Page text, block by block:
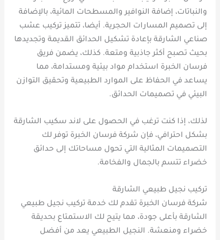
والنباتات، إضافة النوافير والمسطحات المائية، بالإضافة
إلى تصميم المسارات الحجرية. أيضا، تتميز تركيب عشب
صناعي الشارقة بإعادة تشكيل الحدائق القديمة وتجديدها
بحيث تصبح أكثر جاذبية ومتعة. كذلك، يضمن فريق
فرسان الخبرة استخدام مواد بيئية ومستدامة، مما
يساعد في الحفاظ على الموارد الطبيعية وتحقيق التوازن
البيئي في تصميمات الحدائق.
لذلك، إذا كنت ترغب في الحصول على لاند سكيب الشارقة
بشكل احترافي، فإن شركة فرسان الخبرة توفر لك
التصميمات المثالية التي تحول مساحاتك إلى حدائق
خضراء تتسم بالجمال والفخامة.
تركيب نجيل طبيعي الشارقة
شركة فرسان الخبرة تقدم لك خدمة تركيب نجيل طبيعي
الشارقة بأعلى جودة، مما يتيح لك الاستمتاع بحديقة
خضراء ومنعشة. النجيل الطبيعي يعد من أفضل